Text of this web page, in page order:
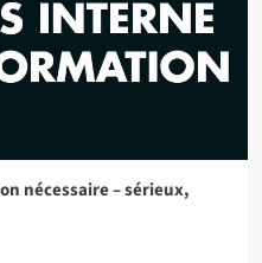
nécessaire – sérieux,